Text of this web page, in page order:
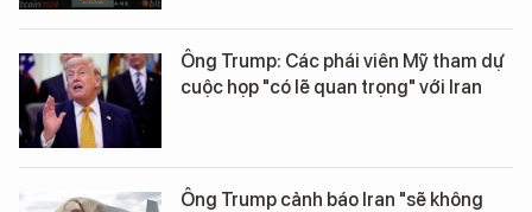
Ông Trump: Các phái viên Mỹ tham dự
cuộc họp "có lẽ quan trọng" với Iran
Ông Trump cảnh báo Iran "sẽ không